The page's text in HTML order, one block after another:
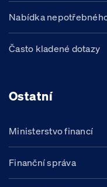
Nabídka
Často kladené dotazy
Ostatní
Ministerstvo financí
Finanční správa